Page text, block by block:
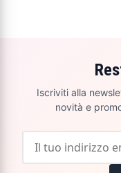
Iscriviti alla
novità e